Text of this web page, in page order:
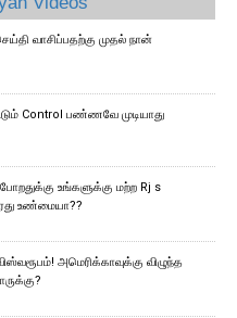
வாசிப்பதற்கு முதல் நான்
Control பண்ணவே முடியாது
உங்களுக்கு மற்ற Rj s
உண்மையா??
அமெரிக்காவுக்கு விழுந்த